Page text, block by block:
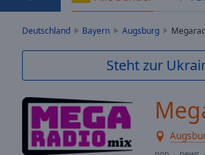
Skip
Current
Duration-:-
:
Deutschland Bayern Augsburg
Steht zur